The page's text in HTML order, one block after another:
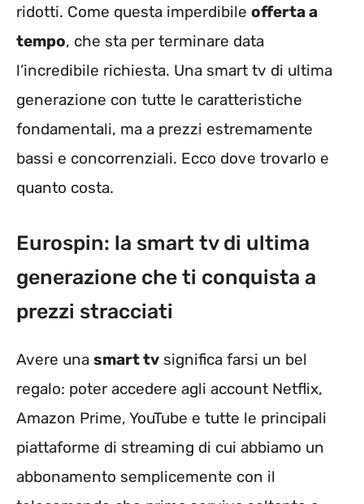
ridotti. Come questa imperdibile offerta a
tempo, che sta per terminare data
l’incredibile richiesta. Una smart tv di ultima
generazione con tutte le caratteristiche
fondamentali, ma a prezzi estremamente
bassi e concorrenziali. Ecco dove trovarlo e
quanto costa.
Eurospin: la smart tv di ultima
generazione che ti conquista a
prezzi stracciati
Avere una smart tv significa farsi un bel
regalo: poter accedere agli account Netflix,
Amazon Prime, YouTube e tutte le principali
piattaforme di streaming di cui abbiamo un
abbonamento semplicemente con il